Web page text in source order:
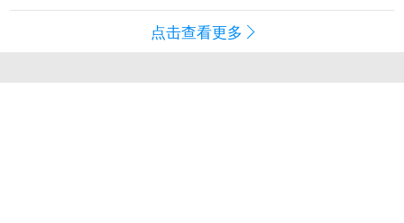
点击查看更多